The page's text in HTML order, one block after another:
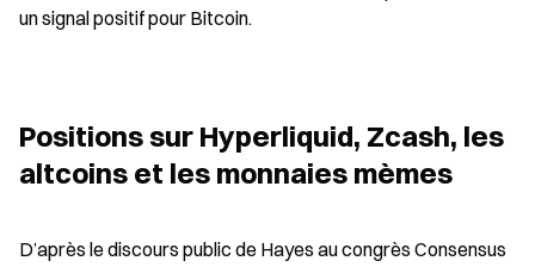
un signal positif pour Bitcoin.
Positions sur Hyperliquid, Zcash, les
altcoins et les monnaies mèmes
D’après le discours public de Hayes au congrès Consensus